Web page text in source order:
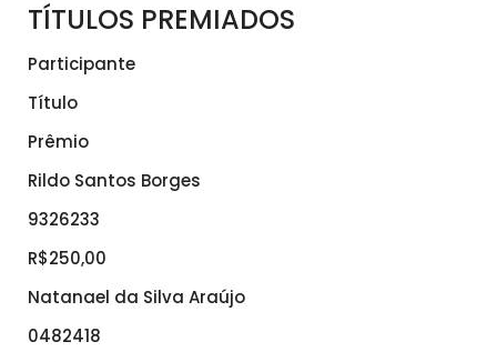
TÍTULOS PREMIADOS
Participante
Título
Prêmio
Rildo Santos Borges
9326233
R$250,00
Natanael da Silva Araújo
0482418